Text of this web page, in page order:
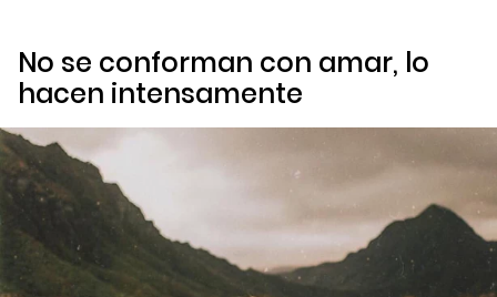
No se conforman con amar, lo
hacen intensamente